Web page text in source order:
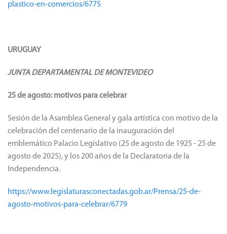
plastico-en-comercios/6775
URUGUAY
JUNTA DEPARTAMENTAL DE MONTEVIDEO
25 de agosto: motivos para celebrar
Sesión de la Asamblea General y gala artística con motivo de la
celebración del centenario de la inauguración del
emblemático Palacio Legislativo (25 de agosto de 1925 - 25 de
agosto de 2025), y los 200 años de la Declaratoria de la
Independencia.
https://www.legislaturasconectadas.gob.ar/Prensa/25-de-
agosto-motivos-para-celebrar/6779